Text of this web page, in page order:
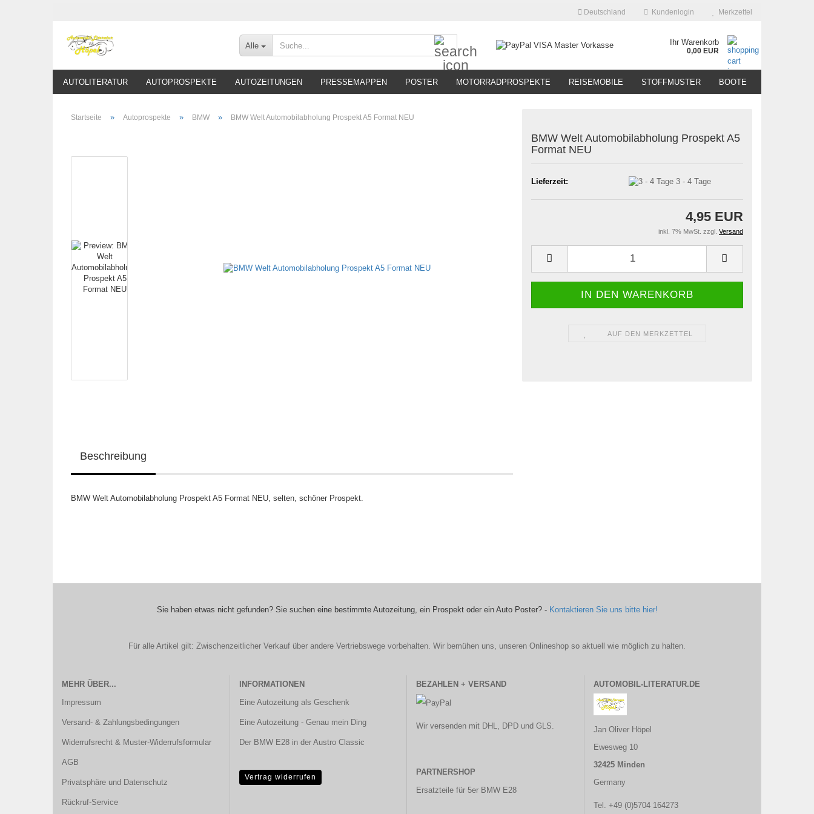
Deutschland Kundenlogin Merkzettel
Alle Ihr Warenkorb
0,00 EUR
AUTOLITERATUR AUTOPROSPEKTE AUTOZEITUNGEN PRESSEMAPPEN POSTER MOTORRADPROSPEKTE REISEMOBILE STOFFMUSTER BOOTE
Startseite » Autoprospekte » BMW » BMW Welt Automobilabholung Prospekt A5 Format NEU
BMW Welt Automobilabholung Prospekt A5
Format NEU
Lieferzeit: 3 - 4 Tage
4,95 EUR
inkl. 7% MwSt. zzgl. Versand
AUF DEN MERKZETTEL
Beschreibung
BMW Welt Automobilabholung Prospekt A5 Format NEU, selten, schöner Prospekt.
Sie haben etwas nicht gefunden? Sie suchen eine bestimmte Autozeitung, ein Prospekt oder ein Auto Poster? - Kontaktieren Sie uns bitte hier!
Für alle Artikel gilt: Zwischenzeitlicher Verkauf über andere Vertriebswege vorbehalten. Wir bemühen uns, unseren Onlineshop so aktuell wie möglich zu halten.
MEHR ÜBER...
Impressum
Versand- & Zahlungsbedingungen
Widerrufsrecht & Muster-Widerrufsformular
AGB
Privatsphäre und Datenschutz
Rückruf-Service
INFORMATIONEN
Eine Autozeitung als Geschenk
Eine Autozeitung - Genau mein Ding
Der BMW E28 in der Austro Classic
Vertrag widerrufen
BEZAHLEN + VERSAND
Wir versenden mit DHL, DPD und GLS.
PARTNERSHOP
Ersatzteile für 5er BMW E28
AUTOMOBIL-LITERATUR.DE
Jan Oliver Höpel
Ewesweg 10
32425 Minden
Germany
Tel. +49 (0)5704 164273